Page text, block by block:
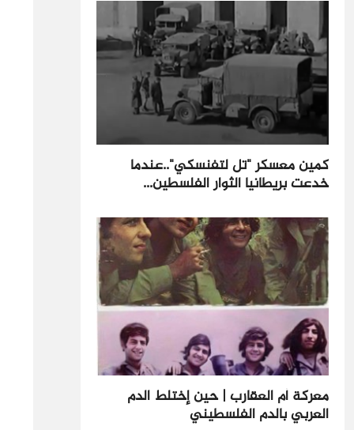
كمين معسكر "تل لتفنسكي"..عندما
خدعت بريطانيا الثوار الفلسطين...
معركة أم العقارب | حين إختلط الدم
العربي بالدم الفلسطيني